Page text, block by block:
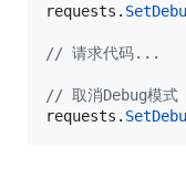
requests .
// 请求代码...
// 取消Debug模式
requests .